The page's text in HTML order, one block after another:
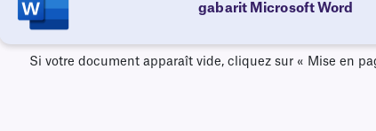
gabarit Microsoft Word
Si votre document apparaît vide, cliquez sur « Mise en